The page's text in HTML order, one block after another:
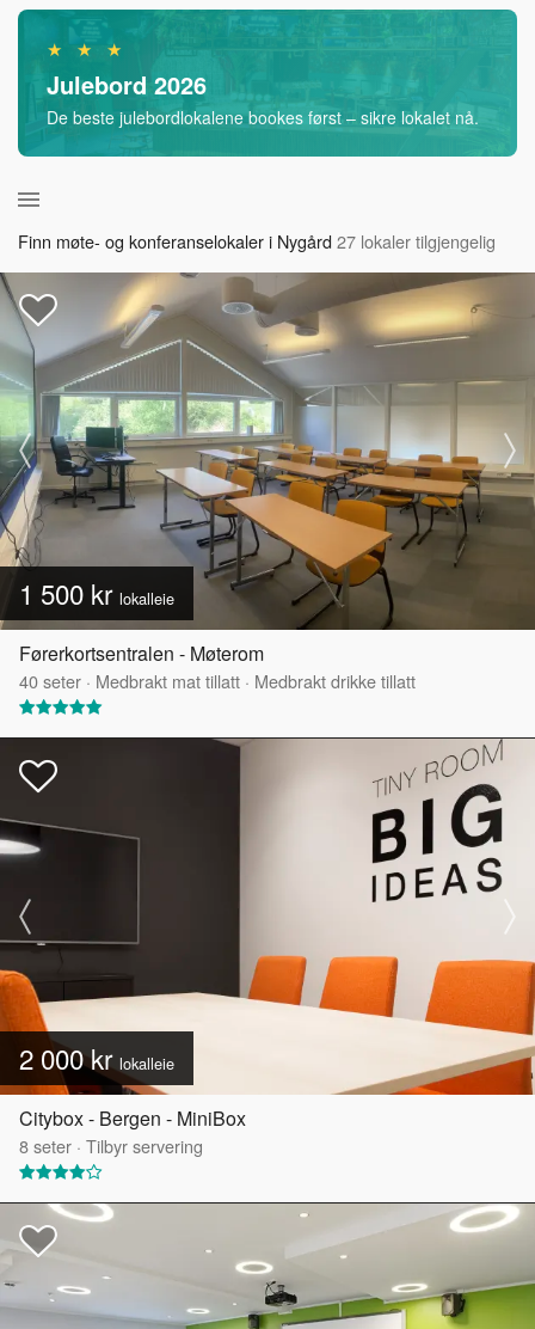
★ ★ ★
Julebord 2026
De beste julebordlokalene bookes først – sikre lokalet nå.
Finn møte- og konferanselokaler i Nygård27 lokaler tilgjengelig
1 500 kr lokalleie
Førerkortsentralen - Møterom
40seter · Medbrakt mat tillatt · Medbrakt drikke tillatt
2 000 kr lokalleie
Citybox - Bergen - MiniBox
8seter · Tilbyr servering